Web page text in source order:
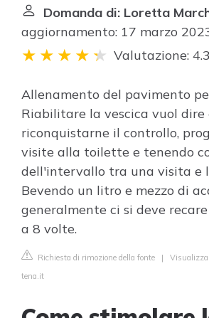
Domanda di: Loretta
aggiornamento: 17 marzo
Valutazione:
Allenamento del pavimento
Riabilitare la vescica vuol dire
riconquistarne il controllo,
visite alla toilette e tenendo
dell'intervallo tra una visita e
Bevendo un litro e mezzo di
generalmente ci si deve
a 8 volte.
Richiesta di rimozione della fonte | Visualizza
tena.it